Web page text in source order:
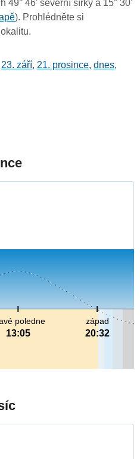
49° 46' severní šířky a 15° 30'
). Prohlédněte si
23. září, 21. prosince, dnes,
poledne
13:05
západ
20:32